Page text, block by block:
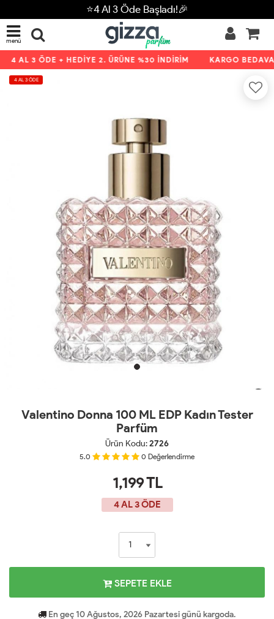
⭐4 Al 3 Öde Başladı!🎉
menü
4 AL 3 ÖDE + HEDİYE 2. ÜRÜNE %30 İNDİRİM KARGO
4 AL 3 ÖDE
Valentino Donna 100 ML EDP Kadın Tester
Parfüm
Ürün Kodu:2726
5.0 0 Değerlendirme
1,199TL
4 AL 3 ÖDE
SEPETE EKLE
En geç 10 Ağustos, 2026 Pazartesi günü kargoda.